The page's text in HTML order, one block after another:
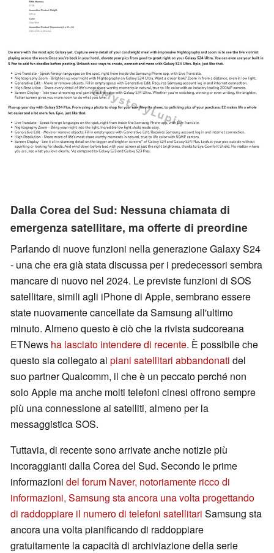
Dalla Corea del Sud: Nessuna chiamata di
emergenza satellitare, ma offerte di preordine
Parlando di nuove funzioni nella generazione Galaxy S24
- una che era già stata discussa per i predecessori sembra
mancare di nuovo nel 2024. Le previste funzioni di SOS
satellitare, simili agli iPhone di Apple, sembrano essere
state nuovamente cancellate da Samsung all'ultimo
minuto. Almeno questo è ciò che la rivista sudcoreana
ETNews ha lasciato intendere di recente. È possibile che
questo sia collegato ai piani satellitari abbandonati del
suo partner Qualcomm, il che è un peccato perché non
solo Apple ma anche molti telefoni cinesi offrono sempre
più una connessione ai satelliti, almeno per la
messaggistica SOS.
Tuttavia, di recente sono arrivate anche notizie più
incoraggianti dalla Corea del Sud. Secondo le prime
informazioni del forum Naver, notoriamente ricco di
informazioni, Samsung sta ancora una volta progettando
di raddoppiare il numero di telefoni satellitari Samsung sta
ancora una volta pianificando di raddoppiare
gratuitamente la capacità di archiviazione della serie